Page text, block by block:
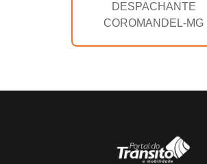
DESPACHANTE
COROMANDEL-MG